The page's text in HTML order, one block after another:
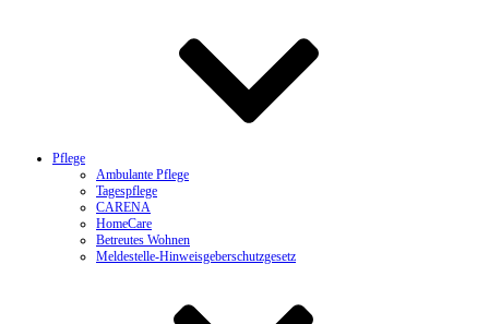
Pflege
Ambulante Pflege
Tagespflege
CARENA
HomeCare
Betreutes Wohnen
Meldestelle-Hinweisgeberschutzgesetz